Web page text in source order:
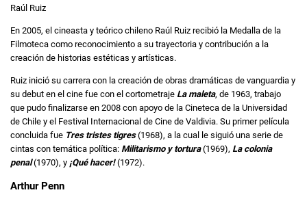
Raúl Ruiz
En 2005, el cineasta y teórico chileno Raúl Ruiz recibió la Medalla de la
Filmoteca como reconocimiento a su trayectoria y contribución a la
creación de historias estéticas y artísticas.
Ruiz inició su carrera con la creación de obras dramáticas de vanguardia y
su debut en el cine fue con el cortometraje La maleta, de 1963, trabajo
que pudo finalizarse en 2008 con apoyo de la Cineteca de la Universidad
de Chile y el Festival Internacional de Cine de Valdivia. Su primer película
concluida fue Tres tristes tigres(1968), a la cual le siguió una serie de
cintas con temática política: Militarismo y tortura(1969), La colonia
penal(1970), y ¡Qué hacer!(1972).
Arthur Penn